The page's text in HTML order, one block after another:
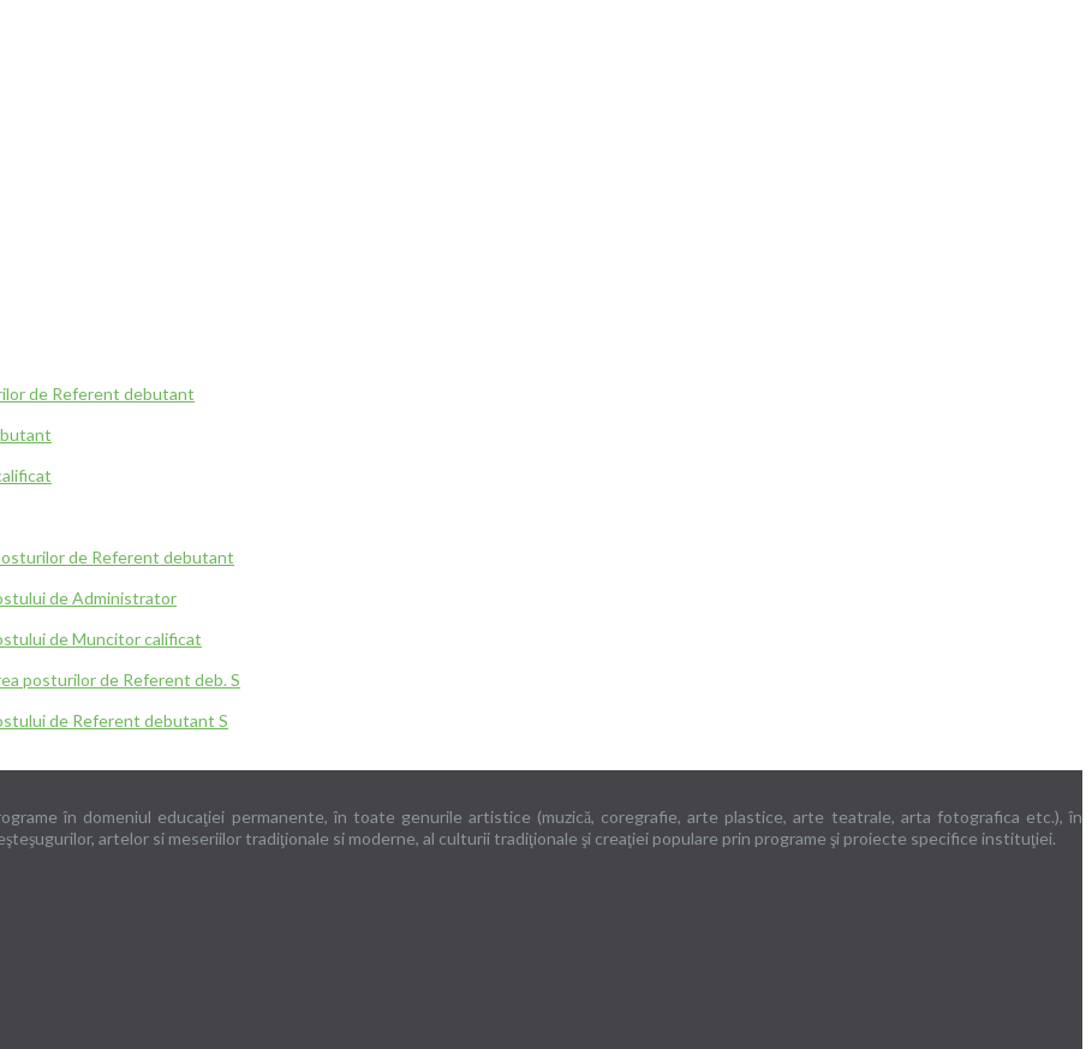
de Referent debutant
de Referent debutant
de Administrator
de Muncitor calificat
posturilor de Referent deb. S
de Referent debutant S
în domeniul educaţiei permanente, în toate genurile artistice (muzică, coregrafie, arte plastice, arte teatrale, arta fotografica etc.), în
artelor si meseriilor tradiţionale si moderne, al culturii tradiţionale şi creaţiei populare prin programe şi proiecte specifice instituţiei.